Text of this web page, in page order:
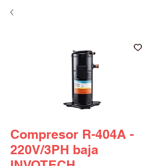
Compresor R-404A -
220V/3PH baja